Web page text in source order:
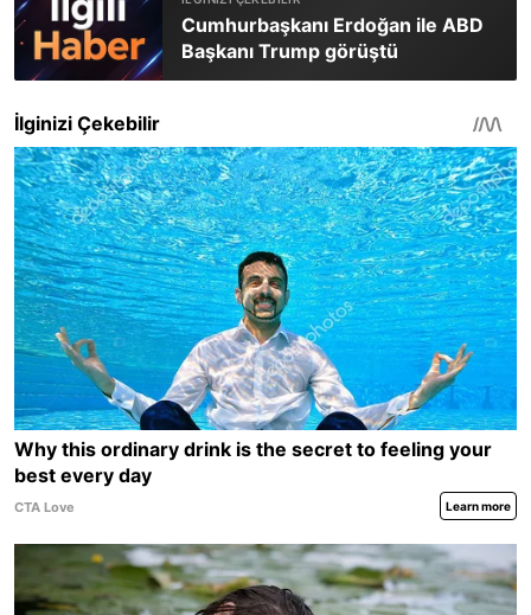
Cumhurbaşkanı Erdoğan ile ABD
Başkanı Trump görüştü